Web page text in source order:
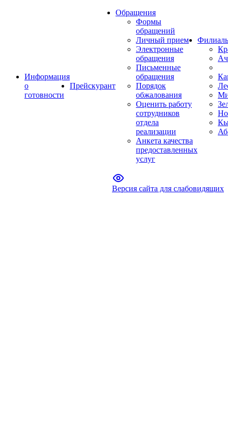
Информация
о
готовности
Прейскурант
Обращения
Формы
обращений
Личный прием
Электронные
обращения
Письменные
обращения
Порядок
обжалования
Оценить работу
сотрудников
отдела
реализации
Анкета качества
предоставленных
услуг
Версия сайта для слабовидящих